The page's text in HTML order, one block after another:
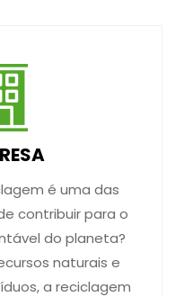
é uma das
contribuir para o
do planeta?
naturais e
a reciclagem